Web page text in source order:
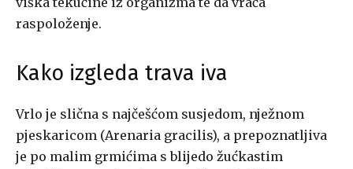
raspoloženje.
Kako izgleda trava iva
Vrlo je slična s najčešćom susjedom, nježnom
pjeskaricom (Arenaria gracilis), a prepoznatljiva
je po malim grmićima s blijedo žućkastim